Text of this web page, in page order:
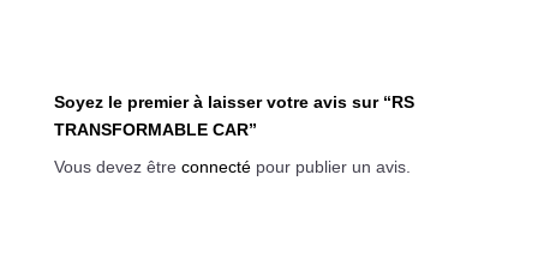
Soyez le premier à laisser votre avis sur “RS
TRANSFORMABLE CAR”
Vous devez être connecté pour publier un avis.